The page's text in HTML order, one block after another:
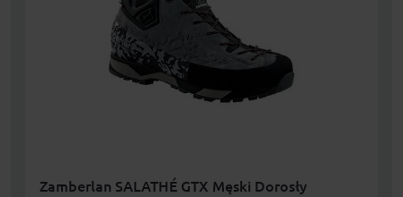
Zamberlan SALATHÉ GTX Męski Dorosły